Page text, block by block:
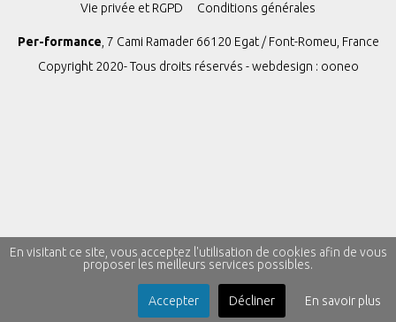
Vie privée et RGPD
Conditions générales
Per-formance , 7 Cami Ramader 66120 Egat / Font-Romeu, France
Copyright 2020- Tous droits réservés - webdesign : ooneo
En visitant ce site, vous acceptez l'utilisation de cookies afin de vous
proposer les meilleurs services possibles.
Accepter Décliner En savoir plus